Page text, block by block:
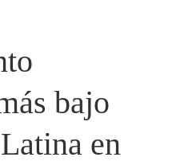
bajo
en